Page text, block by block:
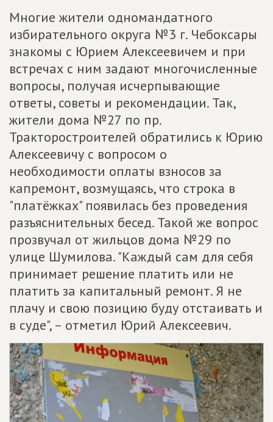
Многие жители одномандатного
избирательного округа №3 г. Чебоксары
знакомы с Юрием Алексеевичем и при
встречах с ним задают многочисленные
вопросы, получая исчерпывающие
ответы, советы и рекомендации. Так,
жители дома №27 по пр.
Тракторостроителей обратились к Юрию
Алексеевичу с вопросом о
необходимости оплаты взносов за
капремонт, возмущаясь, что строка в
"платёжках" появилась без проведения
разъяснительных бесед. Такой же вопрос
прозвучал от жильцов дома №29 по
улице Шумилова. "Каждый сам для себя
принимает решение платить или не
платить за капитальный ремонт. Я не
плачу и свою позицию буду отстаивать и
в суде", – отметил Юрий Алексеевич.